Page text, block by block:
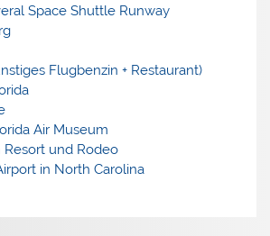
Space Shuttle Runway
Flugbenzin + Restaurant)
Air Museum
Resort und Rodeo
in North Carolina